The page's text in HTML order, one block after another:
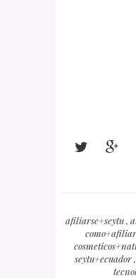
afiliarse+seytu,
seytu+ecuador,